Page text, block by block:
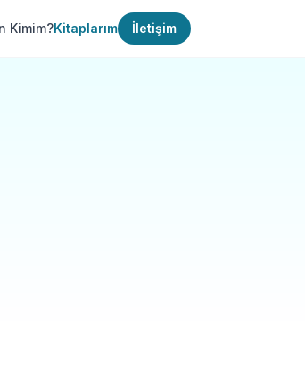
Kimim?Kitaplarım İletişim